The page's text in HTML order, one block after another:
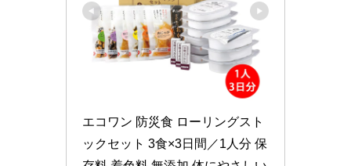
エコワン 防災食 ローリングスト
ックセット 3食×3日間／1人分 保